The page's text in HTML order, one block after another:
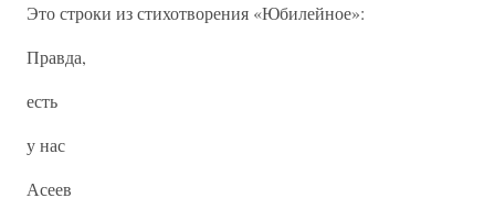
Это строки из стихотворения «Юбилейное»:
Правда,
есть
у нас
Асеев